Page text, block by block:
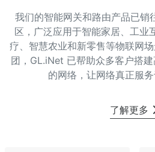
我们的智能网关和路由产品已
区，广泛应用于智能家居、工业
疗、智慧农业和新零售等物联网
团，GL.iNet 已帮助众多客户搭
的网络，让网络真正服务
了解更多